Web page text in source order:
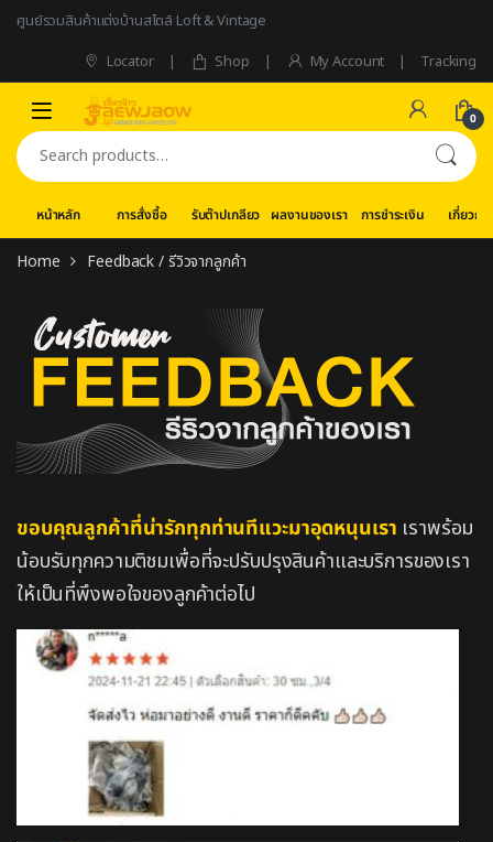
Skip to navigation
Skip to content
ศูนย์รวมสินค้าแต่งบ้านสไตล์ Loft & Vintage
Locator
Shop My Account Tracking
0
Search for:
หน้าหลัก การสั่งซื้อ รับต๊าปเกลียว ผลงานของเรา การชำระเงิน เกี่ยวกับ
Home Feedback / รีวิวจากลูกค้า
ขอบคุณลูกค้าที่น่ารักทุกท่านทีแวะมาอุดหนุนเรา เราพร้อม
น้อบรับทุกความติชมเพื่อที่จะปรับปรุงสินค้าและบริการของเรา
ให้เป็นที่พึงพอใจของลูกค้าต่อไป